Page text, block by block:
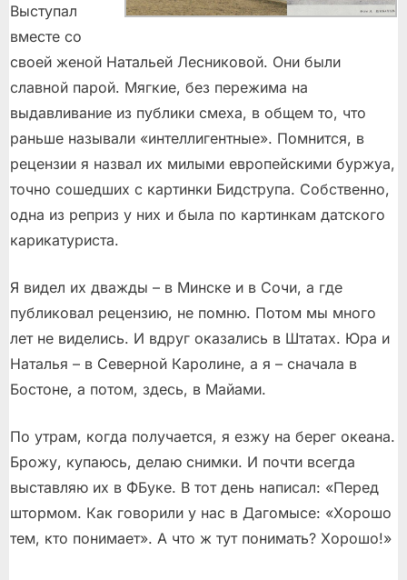
Выступал
вместе со
своей женой Натальей Лесниковой. Они были
славной парой. Мягкие, без пережима на
выдавливание из публики смеха, в общем то, что
раньше называли «интеллигентные». Помнится, в
рецензии я назвал их милыми европейскими буржуа,
точно сошедших с картинки Бидструпа. Собственно,
одна из реприз у них и была по картинкам датского
карикатуриста.
Я видел их дважды – в Минске и в Сочи, а где
публиковал рецензию, не помню. Потом мы много
лет не виделись. И вдруг оказались в Штатах. Юра и
Наталья – в Северной Каролине, а я – сначала в
Бостоне, а потом, здесь, в Майами.
По утрам, когда получается, я езжу на берег океана.
Брожу, купаюсь, делаю снимки. И почти всегда
выставляю их в ФБуке. В тот день написал: «Перед
штормом. Как говорили у нас в Дагомысе: «Хорошо
тем, кто понимает». А что ж тут понимать? Хорошо!»